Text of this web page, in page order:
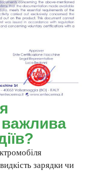
важлива
зарядки чи